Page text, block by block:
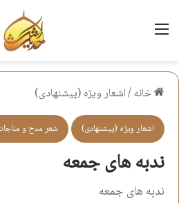
منو
خانه/اشعار ویژه (پیشنهادی)
اشعار ویژه (پیشنهادی) شعر مدح و
ندبه های جمعه
ندبه های جمعه